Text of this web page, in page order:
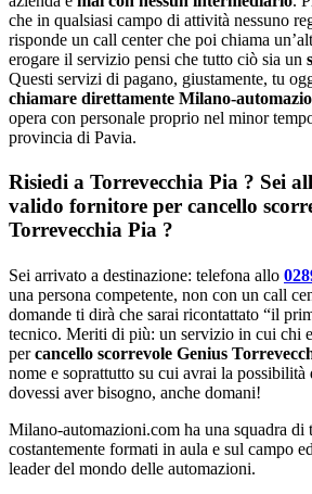
che in qualsiasi campo di attività nessuno
risponde un call center che poi chiama
erogare il servizio pensi che tutto ciò sia un
Questi servizi di pagano, giustamente, tu
chiamare direttamente Milano-
opera con personale proprio nel minor
provincia di Pavia.
Risiedi a Torrevecchia Pia ? Sei
valido fornitore per cancello
Torrevecchia Pia ?
Sei arrivato a destinazione: telefona allo
una persona competente, non con un call
domande ti dirà che sarai ricontattato “il
tecnico. Meriti di più: un servizio in cui chi
percancello scorrevole Genius
nome e soprattutto su cui avrai la possibilità
dovessi aver bisogno, anche domani!
Milano-automazioni.com ha una squadra di
costantemente formati in aula e sul campo
leader del mondo delle automazioni.